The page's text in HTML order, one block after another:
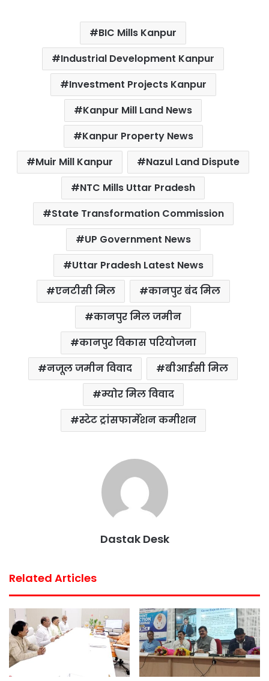
t
e
s
A
p
p
n
t
e
r
e
s
t
a
l
a
r
e
BIC Mills Kanpur
Industrial Development Kanpur
Investment Projects Kanpur
Kanpur Mill Land News
Kanpur Property News
Muir Mill Kanpur
Nazul Land Dispute
NTC Mills Uttar Pradesh
State Transformation Commission
UP Government News
Uttar Pradesh Latest News
एनटीसी मिल
कानपुर बंद मिल
कानपुर मिल जमीन
कानपुर विकास परियोजना
नजूल जमीन विवाद
बीआईसी मिल
म्योर मिल विवाद
स्टेट ट्रांसफार्मेशन कमीशन
Dastak Desk
Related Articles